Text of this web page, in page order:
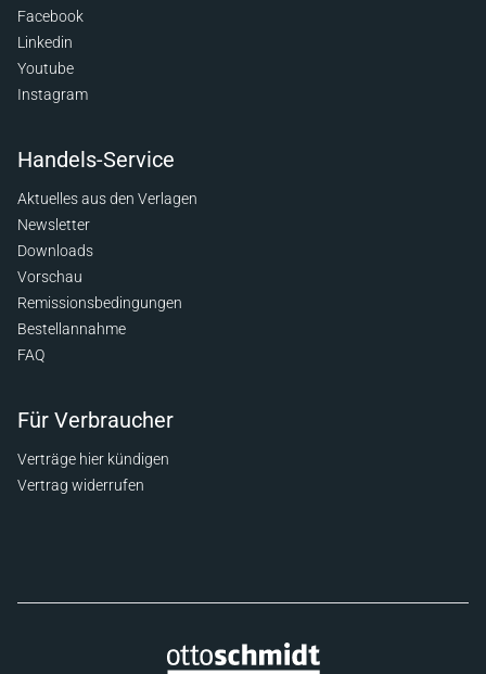
Facebook
Linkedin
Youtube
Instagram
Handels-Service
Aktuelles aus den Verlagen
Newsletter
Downloads
Vorschau
Remissionsbedingungen
Bestellannahme
FAQ
Für Verbraucher
Verträge hier kündigen
Vertrag widerrufen